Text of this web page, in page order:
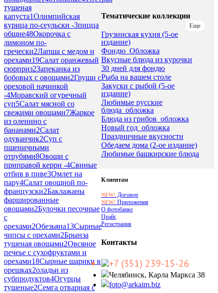
тушеная
капуста1Олимпийская
курица по-сеульски -3пицца
общие48Окорочка с
лимоном по-
гречески2Лапша с медом и
орехами19Салат оранжевый
сюрприз2Запеканка из
бобовых с овощами2Груши с
ореховой начинкой
-4Моравский огуречный
суп5Салат мясной со
свежими овощами7Жаркое
из оленино с
бананами2Салат
одуванчик2Суп с
пшеничными
отрубями8Овощи с
приправой керри -4Свиные
отбив в пиве3Омлет на
пару4Салат овощной по-
французски2Баклажаны
фаршированные
овощами2Булочки песочные
с
орехами2Обезьяна13Сырные
чипсы с орехами2Брынза
тушеная овощами2Овсяное
печеье с сухофруктами и
орехами18Сырные шарики в
орешках2оладьи из
субпродуктов4Огурцы
тушеные2Семга отварная с
Тематические коллекции
Еще
Грузинская кухня (5-ое
издание)
Фондю_Обложка
Вкусные блюда из курочки
30 дней для фондю
Рыба на вашем столе
Закуски с рыбой (5-ое
издание)
Любимые русские
блюда_обложка
Блюда из грибов_обложка
Новый год_обложка
Праздничные вкусности
Обедаем дома (2-ое издание)
Любимые башкирские блюда
Клиентам
NEW! Договор
NEW! Приложения
О фотобанке
Прайс
Регистрация
Контакты
+7 (351) 239-15-26
Челябинск, Карла Маркса 38
foto@arkaim.biz